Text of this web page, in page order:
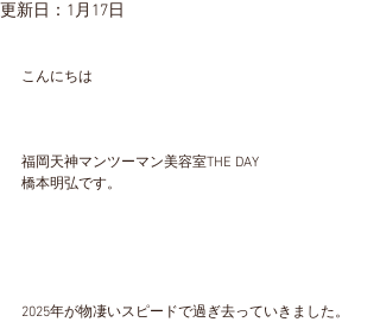
更新日： 1月17日
こんにちは
福岡天神マンツーマン美容室THE DAY
橋本明弘です。
2025年が物凄いスピードで過ぎ去っていきました。